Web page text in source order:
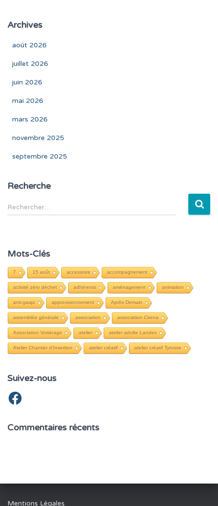
Archives
août 2026
juillet 2026
juin 2026
mai 2026
mars 2026
novembre 2025
septembre 2025
Recherche
e
r
c
h
r
:
Rechercher…
Mots-Clés
7 15 août accessoire accompagnement
activité zéro déchet adhérents aménagement animation
anti-gaspi approvisionnement Après Demain
assemblée générale association association Cirena
Association Voisinage atelier atelier adulte Landes
Atelier Chantier d'Insertion atelier créatif atelier créatif Tyrosse
Suivez-nous
F
a
o
Commentaires récents
Mentions Légales